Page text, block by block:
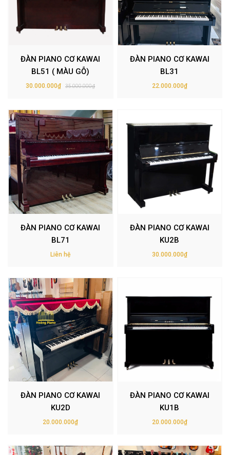
ĐÀN PIANO CƠ KAWAI
BL51 ( MÀU GỖ)
30.000.000₫ 35.000.000₫
ĐÀN PIANO CƠ KAWAI
BL31
22.000.000₫
ĐÀN PIANO CƠ KAWAI
BL71
Liên hệ
ĐÀN PIANO CƠ KAWAI
KU2B
30.000.000₫
ĐÀN PIANO CƠ KAWAI
KU2D
20.000.000₫
ĐÀN PIANO CƠ KAWAI
KU1B
20.000.000₫